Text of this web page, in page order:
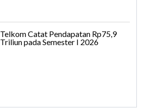
Telkom Catat Pendapatan Rp75,9
Triliun pada Semester I 2026